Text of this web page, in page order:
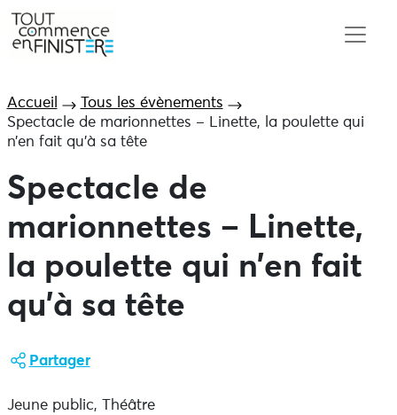
Accueil
Tous les évènements
Spectacle de marionnettes – Linette, la poulette qui
n’en fait qu’à sa tête
Spectacle de
marionnettes – Linette,
la poulette qui n’en fait
qu’à sa tête
Partager
Jeune public, Théâtre